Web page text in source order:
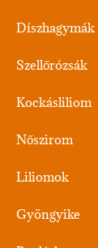
Díszhagymák
Szellőrózsák
Kockásliliom
Nőszirom
Liliomok
Gyöngyike